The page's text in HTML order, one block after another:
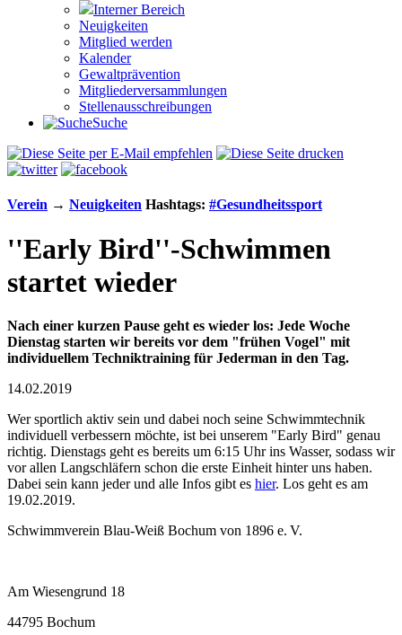
Interner Bereich
Neuigkeiten
Mitglied werden
Kalender
Gewaltprävention
Mitglieder­versammlungen
Stellen­aus­schrei­bungen
Suche
Verein → Neuigkeiten Hashtags: #Gesundheitssport
''Early Bird''-Schwimmen
startet wieder
Nach einer kurzen Pause geht es wieder los: Jede Woche
Dienstag starten wir bereits vor dem "frühen Vogel" mit
individuellem Techniktraining für Jederman in den Tag.
14.02.2019
Wer sportlich aktiv sein und dabei noch seine Schwimmtechnik
individuell verbessern möchte, ist bei unserem "Early Bird" genau
richtig. Dienstags geht es bereits um 6:15 Uhr ins Wasser, sodass wir
vor allen Langschläfern schon die erste Einheit hinter uns haben.
Dabei sein kann jeder und alle Infos gibt es hier. Los geht es am
19.02.2019.
Schwimmverein Blau-Weiß Bochum von 1896 e. V.
Am Wiesengrund 18
44795 Bochum